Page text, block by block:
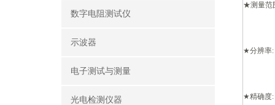
数字电阻测试仪
示波器
电子测试与测量
光电检测仪器
★测量范
★分辨率
★精确度